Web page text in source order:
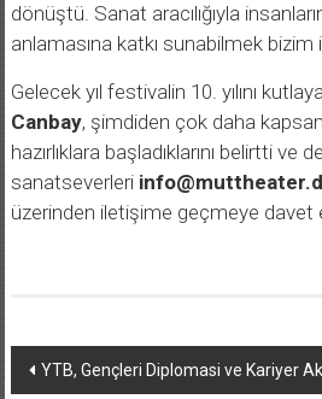
dönüştü. Sanat aracılığıyla
anlamasına katkı sunabilmek bizim
Gelecek yıl festivalin 10. yılını
Canbay, şimdiden çok daha
hazırlıklara başladıklarını belirtti ve
sanatseverleri
üzerinden iletişime geçmeye davet
Yazı
YTB, Gençleri Diplomasi ve Kariyer